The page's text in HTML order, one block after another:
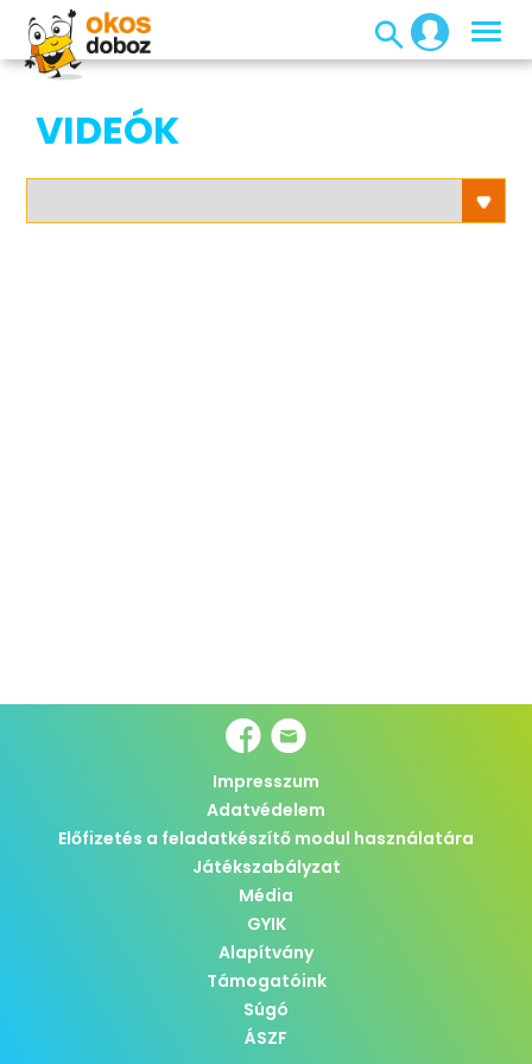
VIDEÓK
Impresszum
Adatvédelem
Előfizetés a feladatkészítő modul használatára
Játékszabályzat
Média
GYIK
Alapítvány
Támogatóink
Súgó
ÁSZF